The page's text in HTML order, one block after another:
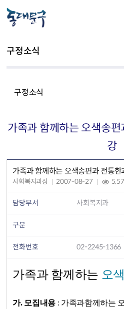
구정소식
구정소식
가족과 함께하는 오색송
강
가족과 함께하는 오색송편과 전통한
사회복지과장 2007-08-27
담당부서 사회복지과
구분
전화번호 02-2245-1366
가족과 함께하는 오
가. 모집내용 : 가족과함께하는